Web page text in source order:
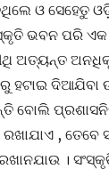
ଓ ସେହେତୁ
ଭବନ ପରି ଏକ
ଅତ୍ୟନ୍ତ
ହଟାଇ
ବୋଲି
, ତେବେ
।